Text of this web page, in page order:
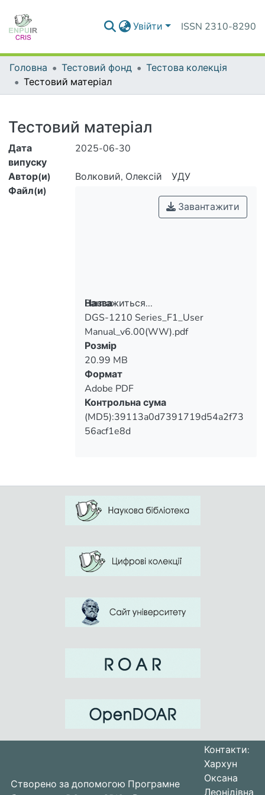
Увійти ISSN 2310-8290
Головна Тестовий фонд
Тестова колекція
Тестовий матеріал
Тестовий матеріал
Дата
випуску
2025-06-30
Автор(и) Волковий, Олексій
УДУ
Файл(и)
Вантажиться...
Вантажиться...
Завантажити
Назва
DGS-1210 Series_F1_User
Manual_v6.00(WW).pdf
Розмір
20.99 MB
Формат
Adobe PDF
Контрольна сума
(MD5):39113a0d7391719d54a2f73
56acf1e8d
Створено за допомогою Програмне
Контакти:
Хархун
Оксана